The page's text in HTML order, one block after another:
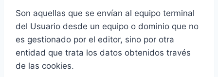
Son aquellas que se envían al equipo terminal
del Usuario desde un equipo o dominio que no
es gestionado por el editor, sino por otra
entidad que trata los datos obtenidos través
de las cookies.